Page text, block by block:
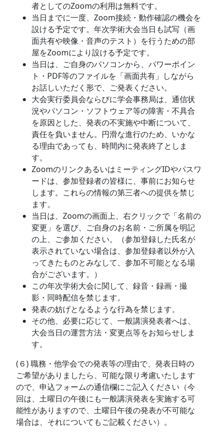
者としてのZoomの利用は無料です。
当日までに一度、Zoom接続・動作確認の機会を
設ける予定です。年次学術大会当日も試写（画
面共有や映像・音声のテスト）を行うための部
屋をZoomにより設ける予定です。
当日は、ご自身のパソコンから、パワーポイン
ト・PDF等のファイルを「画面共有」しながら
お話しいただく形で、ご発表ください。
大会実行委員会ならびに学会事務局は、通信状
況やパソコン・ソフトウェア等の障害・不具合
を原因とした、発表の不実施や中断について、
責任を負いません。円滑な進行のため、いかな
る理由であっても、時間内に発表終了としま
す。
ZoomのリンクあるいはミーティングIDやパスワ
ードは、参加登録者の皆様に、事前にお知らせ
します。これらの情報の第三者への提供を禁じ
ます。
当日は、Zoomの画面上、右クリックで「名前の
変更」を選び、ご自身のお名前・ご所属を明記
の上、ご参加ください。（参加登録した氏名が
表示されていない場合は、参加登録者以外が入
ってきたものとみなして、参加不可能となる場
合がございます。）
この年次学術大会に関して、録音・録画・撮
影・同時配信を禁じます。
発表の妨げとなるような行為を禁じます。
その他、必要に応じて、一般講演発表者へは、
大会当日の運営方法・変更点等をお知らせしま
す。
(６) 職務・他学会での発表等の理由で、発表日時の
ご希望がありましたら、可能な限り考慮いたします
ので、申込フォームの通信欄にご記入ください（今
回は、土曜日の午後にも一般講演発表を実施する可
能性がありますので、土曜日午後の発表が不可能な
場合は、それについてもご記載ください）。